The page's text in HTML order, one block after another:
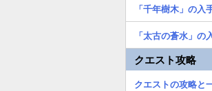
「千年樹木」の入
「太古の蒼水」の
クエスト攻略
クエストの攻略と